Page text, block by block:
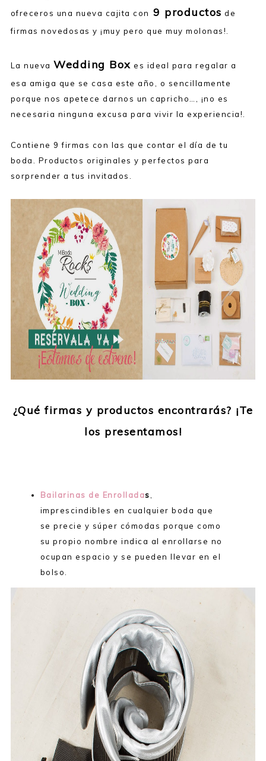
ofreceros una nueva cajita con 9 productos de
firmas novedosas y ¡muy pero que muy molonas!.
La nueva Wedding Box es ideal para regalar a
esa amiga que se casa este año, o sencillamente
porque nos apetece darnos un capricho…, ¡no es
necesaria ninguna excusa para vivir la experiencia!.
Contiene 9 firmas con las que contar el día de tu
boda. Productos originales y perfectos para
sorprender a tus invitados.
¿Qué firmas y productos encontrarás? ¡Te
los presentamos!
Bailarinas de Enrolladas,
imprescindibles en cualquier boda que
se precie y súper cómodas porque como
su propio nombre indica al enrollarse no
ocupan espacio y se pueden llevar en el
bolso.